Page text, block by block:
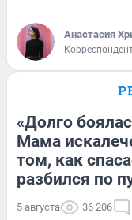
Анастасия
«Долго
Мама
том, как
разбился по
5 августа 36 206